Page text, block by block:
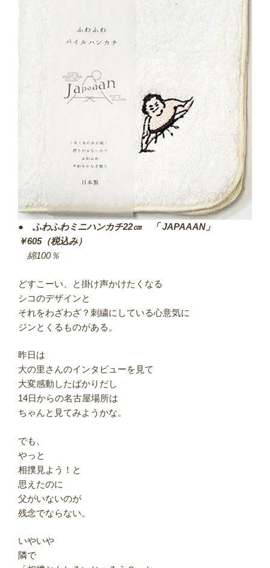
● ふわふわミニハンカチ22㎝ 「 JAPAAAN」
￥605（税込み）
綿100％
どすこーい、と掛け声かけたくなる
シコのデザインと
それをわざわざ？刺繍にしている心意気に
ジンとくるものがある。
昨日は
大の里さんのインタビューを見て
大変感動したばかりだし
14日からの名古屋場所は
ちゃんと見てみようかな。
でも、
やっと
相撲見よう！と
思えたのに
父がいないのが
残念でならない。
いやいや
隣で